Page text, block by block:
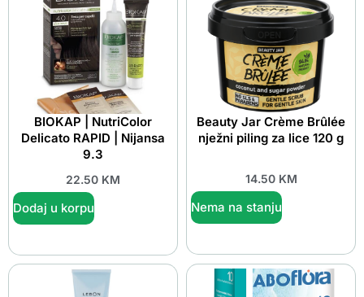
BIOKAP | NutriColor
Delicato RAPID | Nijansa
9.3
22.50 KM
Dodaj u korpu
Beauty Jar Crème Brûlée
nježni piling za lice 120 g
14.50 KM
Nema na stanju